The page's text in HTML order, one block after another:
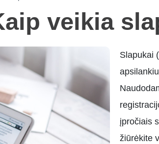
veikia
Slapukai
įpročiais
žiūrėkite